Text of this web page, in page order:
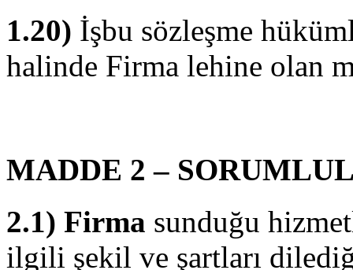
1.20) İşbu sözleşme
halinde Firma lehine olan
MADDE 2 –
2.1) Firma sunduğu
ilgili şekil ve şartları